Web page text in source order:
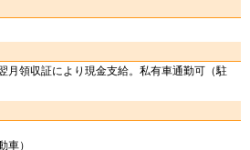
月領収証により現金支給。私有車通勤可（駐
車）